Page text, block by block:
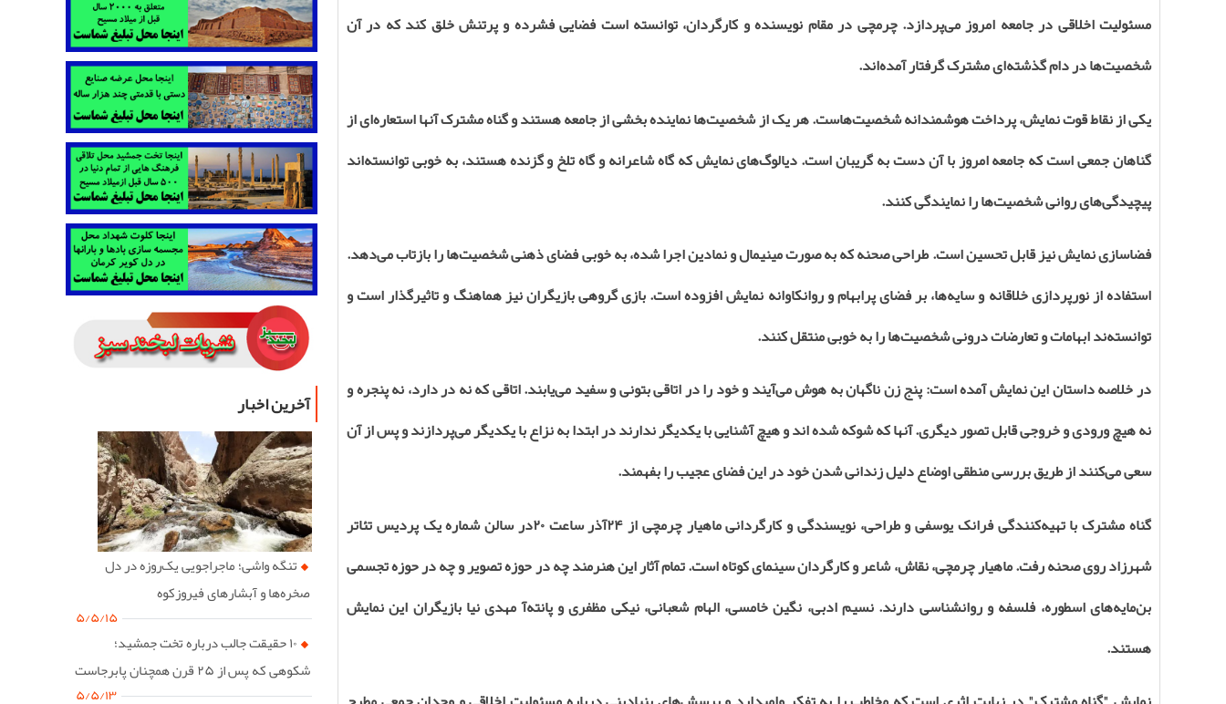
مسئولیت اخلاقی در جامعه امروز می‌پردازد. چرمچی در مقام نویسنده و کارگردان، توانسته است فضایی فشرده و پرتنش خلق کند که در آن
شخصیت‌ها در دام گذشته‌ای مشترک گرفتار آمده‌اند.
یکی از نقاط قوت نمایش، پرداخت هوشمندانه شخصیت‌هاست. هر یک از شخصیت‌ها نماینده بخشی از جامعه هستند و گناه مشترک آنها استعاره‌ای از
گناهان جمعی است که جامعه امروز با آن دست به گریبان است. دیالوگ‌های نمایش که گاه شاعرانه و گاه تلخ و گزنده هستند، به خوبی توانسته‌اند
پیچیدگی‌های روانی شخصیت‌ها را نمایندگی کنند.
فضاسازی نمایش نیز قابل تحسین است. طراحی صحنه که به صورت مینیمال و نمادین اجرا شده، به خوبی فضای ذهنی شخصیت‌ها را بازتاب می‌دهد.
استفاده از نورپردازی خلاقانه و سایه‌ها، بر فضای پرابهام و روانکاوانه نمایش افزوده است. بازی گروهی بازیگران نیز هماهنگ و تاثیرگذار است و
توانسته‌ند ابهامات و تعارضات درونی شخصیت‌ها را به خوبی منتقل کنند.
در خلاصه داستان این نمایش آمده است: پنج زن ناگهان به هوش می‌آیند و خود را در اتاقی بتونی و سفید می‌یابند. اتاقی که نه در دارد، نه پنجره و
نه هیچ ورودی و خروجی قابل تصور دیگری. آنها که شوکه شده اند و هیچ آشنایی با یکدیگر ندارند در ابتدا به نزاع با یکدیگر می‌پردازند و پس از آن
سعی می‌کنند از طریق بررسی منطقی اوضاع دلیل زندانی شدن خود در این فضای عجیب را بفهمند.
گناه مشترک با تهیه‌کنندگی فرانک یوسفی و طراحی، نویسندگی و کارگردانی ماهیار چرمچی از۲۴آذر ساعت۲۰در سالن شماره یک پردیس تئاتر
شهرزاد روی صحنه رفت. ماهیار چرمچی، نقاش، شاعر و کارگردان سینمای کوتاه است. تمام آثار این هنرمند چه در حوزه تصویر و چه در حوزه تجسمی
بن‌مایه‌های اسطوره، فلسفه و روانشناسی دارند. نسیم ادبی، نگین خامسی، الهام شعبانی، نیکی مظفری و پانته‌آ مهدی نیا بازیگران این نمایش
هستند.
آخرین اخبار
تنگه واشی؛ ماجراجویی یک‌روزه در دل
صخره‌ها و آبشارهای فیروزکوه
۵/۵/۱۵
۱۰ حقیقت جالب درباره تخت جمشید؛
شکوهی که پس از ۲۵ قرن همچنان پابرجاست
۵/۵/۱۳